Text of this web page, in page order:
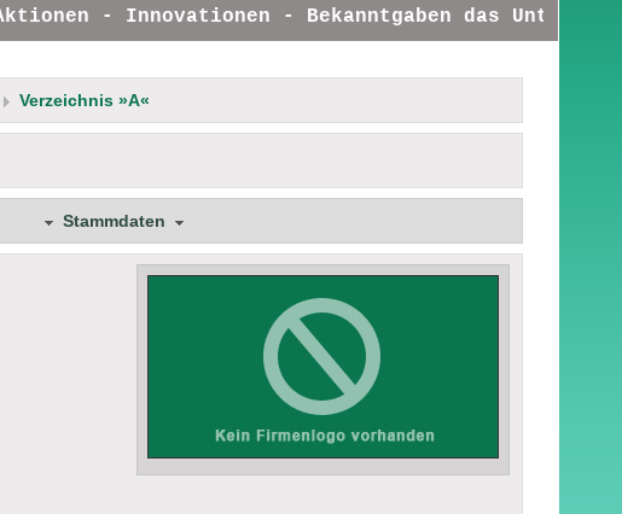
- Innovationen - Bekanntgaben das
Verzeichnis »A«
Stammdaten